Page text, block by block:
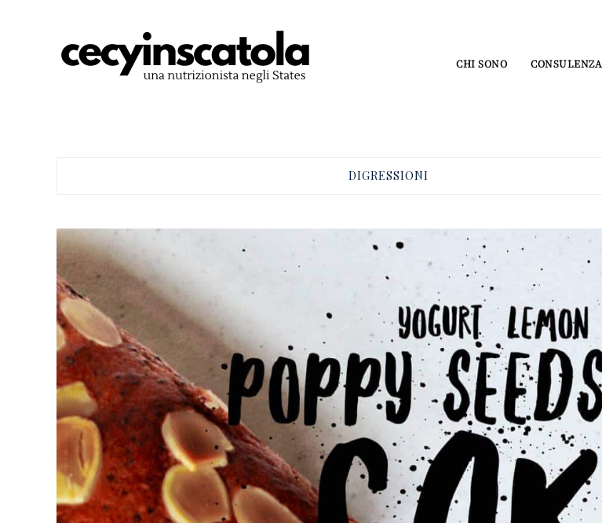
CHI SONO CONSULENZA
DIGRESSIONI